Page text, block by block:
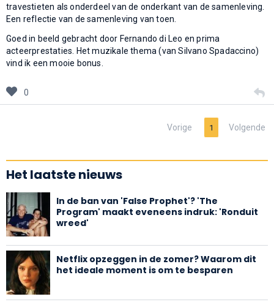
travestieten als onderdeel van de onderkant van de samenleving.
Een reflectie van de samenleving van toen.
Goed in beeld gebracht door Fernando di Leo en prima
acteerprestaties. Het muzikale thema (van Silvano Spadaccino)
vind ik een mooie bonus.
0
Vorige 1 Volgende
Het laatste nieuws
In de ban van 'False Prophet'? 'The
Program' maakt eveneens indruk: 'Ronduit
wreed'
Netflix opzeggen in de zomer? Waarom dit
het ideale moment is om te besparen